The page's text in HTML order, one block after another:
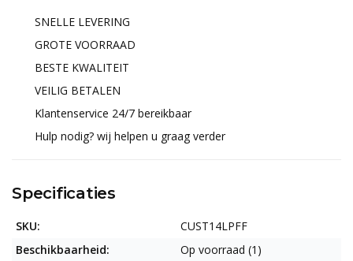
SNELLE LEVERING
GROTE VOORRAAD
BESTE KWALITEIT
VEILIG BETALEN
Klantenservice 24/7 bereikbaar
Hulp nodig? wij helpen u graag verder
Specificaties
SKU:
CUST14LPFF
Beschikbaarheid:
Op voorraad (1)